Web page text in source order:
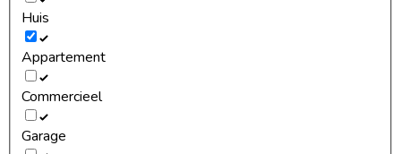
Huis
Appartement
Commercieel
Garage